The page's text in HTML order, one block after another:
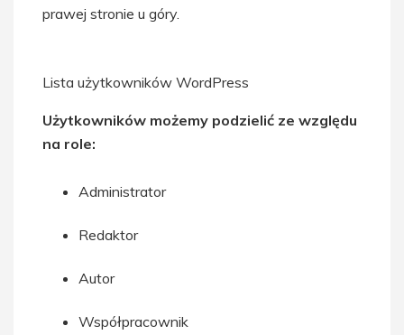
prawej stronie u góry.
Lista użytkowników WordPress
Użytkowników możemy podzielić ze względu
na role:
Administrator
Redaktor
Autor
Współpracownik